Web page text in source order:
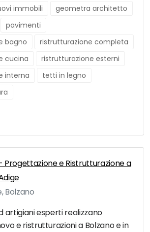
immobili
geometra architetto
pavimenti
bagno
ristrutturazione completa
cucina
ristrutturazione esterni
interna
tetti in legno
Progettazione e Ristrutturazione a
Bolzano
artigiani esperti realizzano
e ristrutturazioni a Bolzano e in